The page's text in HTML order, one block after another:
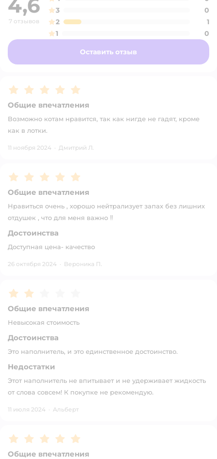
4,6
7 отзывов
3
0
2
1
1
0
Оставить отзыв
Рейтинг:5
Общие впечатления
Возможно котам нравится, так как нигде не гадят, кроме
как в лотки.
11 ноября 2024 · Дмитрий Л.
Рейтинг:5
Общие впечатления
Нравиться очень , хорошо нейтрализует запах без лишних
отдушек , что для меня важно ‼️
Достоинства
Доступная цена- качество
26 октября 2024 · Вероника П.
Рейтинг:
Общие впечатления
Невысокая стоимость
Достоинства
Это наполнитель, и это единственное достоинство.
Недостатки
Этот наполнитель не впитывает и не удерживает жидкость
от слова совсем! К покупке не рекомендую.
11 июля 2024 · Альберт
Рейтинг:5
Общие впечатления